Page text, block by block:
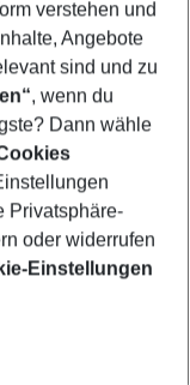
verstehen und
Angebote
sind und zu
, wenn du
Dann wähle
Privatsphäre-
oder widerrufen
Einstellungen